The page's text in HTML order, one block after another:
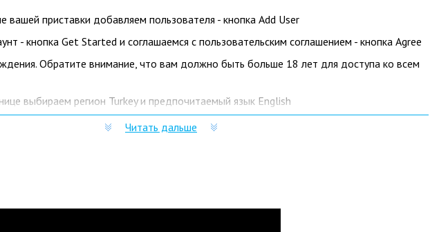
вашей приставки добавляем пользователя - кнопка Add User
- кнопка Get Started и соглашаемся с пользовательским соглашением - кнопка Agree
Обратите внимание, что вам должно быть больше 18 лет для доступа ко всем
выбираем регион Turkey и предпочитаемый язык English
пароль и подтверждение пароля. Не забудьте подтвердить адрес после активации.
турецкого аккаунта и не забываем подтвердить электронную почту.
Playstation Store:
Читать дальше